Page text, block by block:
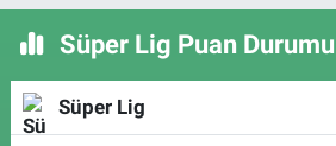
Süper Lig Puan Durumu
Süper Lig